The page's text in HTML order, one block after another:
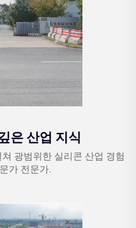
은 산업 지식
광범위한 실리콘 산업 경험
가 전문가.